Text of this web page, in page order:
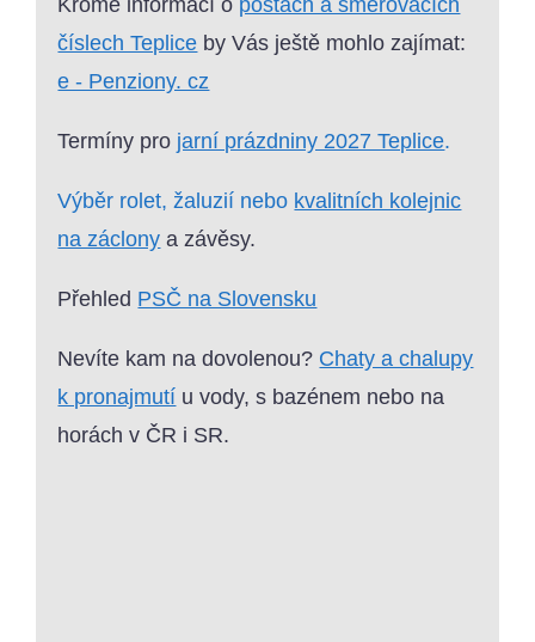
Kromě informací o poštách a směrovacích
číslech Teplice by Vás ještě mohlo zajímat:
e - Penziony. cz
Termíny pro jarní prázdniny 2027 Teplice.
Výběr rolet, žaluzií nebo kvalitních kolejnic
na záclony a závěsy.
Přehled PSČ na Slovensku
Nevíte kam na dovolenou? Chaty a chalupy
k pronajmutí u vody, s bazénem nebo na
horách v ČR i SR.